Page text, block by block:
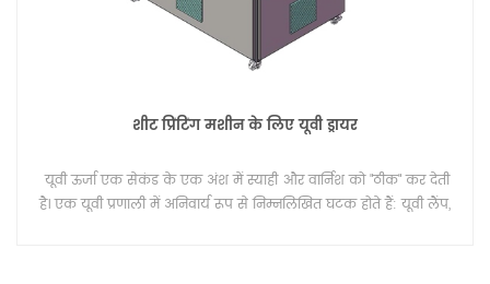
शीट प्रिंटिंग मशीन के लिए यूवी ड्रायर
यूवी ऊर्जा एक सेकंड के एक अंश में स्याही और वार्निश को "ठीक" कर देती
है। एक यूवी प्रणाली में अनिवार्य रूप से निम्नलिखित घटक होते हैं: यूवी लैंप,